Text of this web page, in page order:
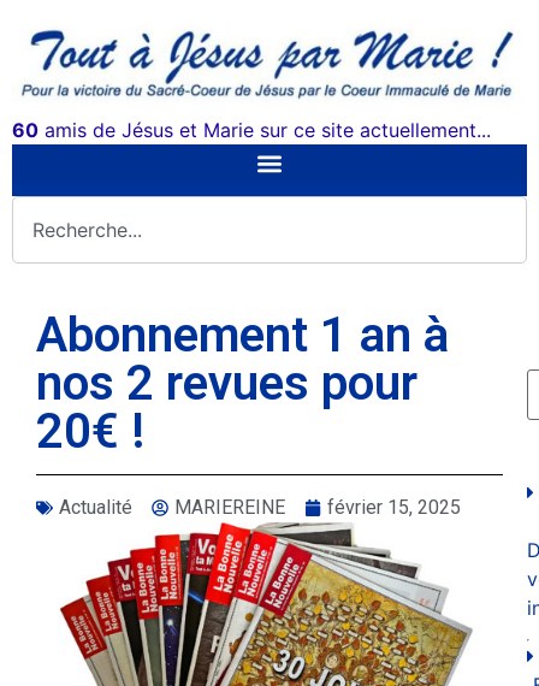
60 amis de Jésus et Marie sur ce site actuellement...
Abonnement 1 an à
nos 2 revues pour
20€ !
Actualité MARIEREINE février 15, 2025